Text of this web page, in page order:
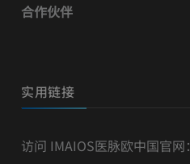
合作伙伴
实用链接
访问 IMAIOS医脉欧中国官网：